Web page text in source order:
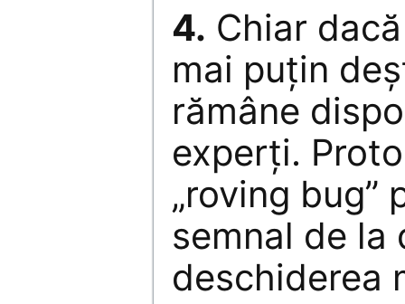
4. Chiar
mai puţin
rămâne
experţi.
„roving bug”
semnal de la
deschiderea